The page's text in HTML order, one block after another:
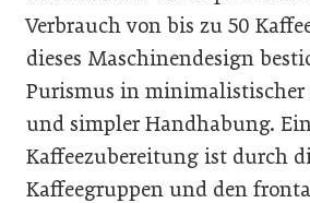
Verbrauch von bis zu 50
dieses Maschinendesign
Purismus in
und simpler Handhabung.
Kaffeezubereitung ist durch
Kaffeegruppen und den